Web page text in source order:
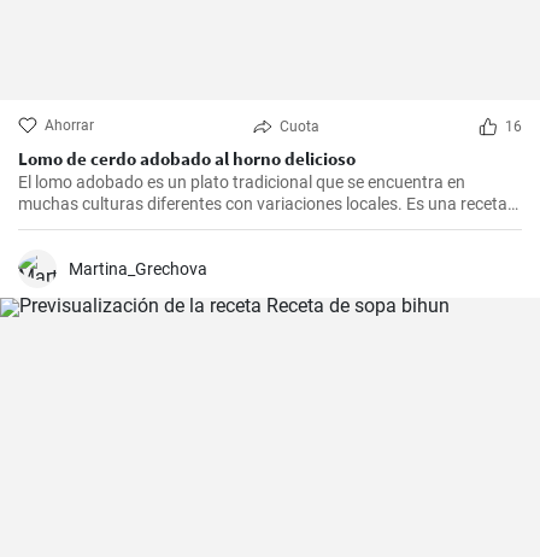
Ahorrar Cuota 16
Lomo de cerdo adobado al horno delicioso
El lomo adobado es un plato tradicional que se encuentra en
muchas culturas diferentes con variaciones locales. Es una receta
sencilla y deliciosa que consiste en una pieza jugosa de lomo de
antes de ser asado hasta quedar tierno y sabroso. Es excelente
Martina_Grechova